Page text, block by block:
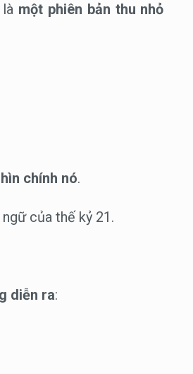
một phiên bản thu nhỏ
chính nó.
của thế kỷ 21.
diễn ra: